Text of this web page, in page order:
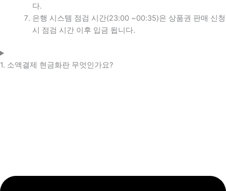
다.
은행 시스템 점검 시간(23:00 ~00:35)은 상품권 판매 신청
시 점검 시간 이후 입금 됩니다.
1. 소액결제 현금화란 무엇인가요?